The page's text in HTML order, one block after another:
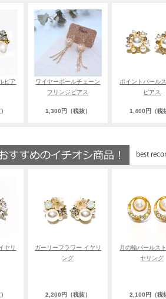
ピア
ワイヤーボールチェーン
フリンジピアス
1,300円（税抜）
ポイントパール
ピアス
1,400円（税
ヤリ
ガーリーフラワー イヤリ
ング
2,200円（税抜）
月の輪パールス
ヤリング
2,100円（税